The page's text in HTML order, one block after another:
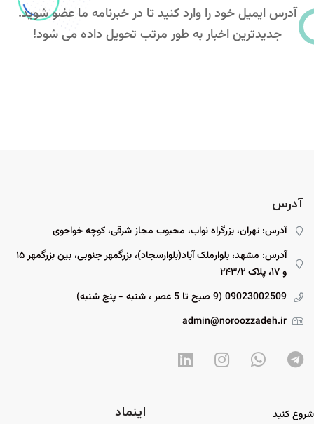
آدرس ایمیل خود را وارد کنید تا در خبرنامه ما عضو شوید.
جدیدترین اخبار به طور مرتب تحویل داده می شود!
آدرس
آدرس: تهران، بزرگراه نواب، محبوب مجاز شرقی، کوچه خواجوی
آدرس: مشهد، بلوارملک آباد(بلوارسجاد)، بزرگمهر جنوبی، بین بزرگمهر ۱۵
و ۱۷، پلاک ۲۴۳/۲
09023002509 (9 صبح تا 5 عصر ، شنبه - پنج شنبه)
admin@noroozzadeh.ir
شروع کنید
اینماد